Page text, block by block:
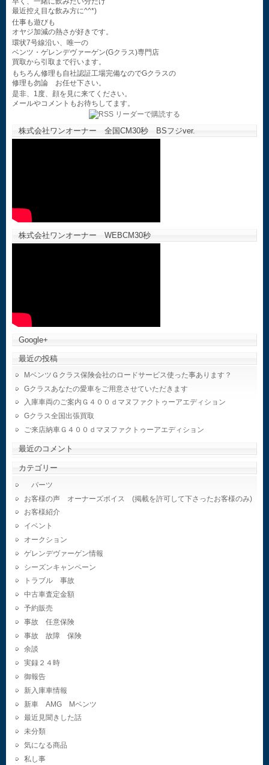
最近控え目な飲み方に^^*)
仕事も遊びも
オヤジ加減の熱さが好きです。
環状7号線沿い、唯一の
ベンツ・ゲレンデヴァーゲン(Gクラス)専門店
買取から引取まで行います。
もちろん修理も自社認証工場完備なのでGクラスの
修理も勿論 お任せ下さい。
是非、1度、顔を見に来てください。
メールやコメントもお待ちしてます。
株式会社ワンオーナー 全国CM30秒 BSフジver.
株式会社ワンオーナー WEBCM30秒
Google+
最近の投稿
MベンツＧクラス保険会社のロードサービス使った事あります？
Gクラスあなたの愛車をご用意させていただきます
入庫車両のご案内Ｇ４００ｄマヌファクトゥーアエディション
Gクラス全国出張買取
ご来店納車Ｇ４００ｄマヌファクトゥーアエディション
最近のコメント
カテゴリー
パーツ
お客様の声 オーナーズボイス (掲載を許可して下さったお客様のみ)
お客様紹介
イベント
オークション
ゲレンデヴァーゲン情報
シーズンキャンペーン
トラブル 事故
中古車査定金額
予約販売
事故 任意保険
事故 故障 保険
余談
実録２４時
御報告
新入庫車情報
新車 AMG Mベンツ
最近見聞きした話
未分類
気になる商品
私し事